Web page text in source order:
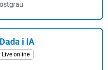
i IA
Live online